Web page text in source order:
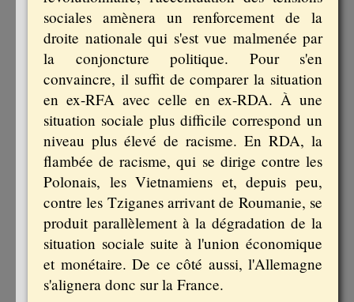
sociales amènera un renforcement de la
droite nationale qui s'est vue malmenée par
la conjoncture politique. Pour s'en
convaincre, il suffit de comparer la situation
en ex-RFA avec celle en ex-RDA. À une
situation sociale plus difficile correspond un
niveau plus élevé de racisme. En RDA, la
flambée de racisme, qui se dirige contre les
Polonais, les Vietnamiens et, depuis peu,
contre les Tziganes arrivant de Roumanie, se
produit parallèlement à la dégradation de la
situation sociale suite à l'union économique
et monétaire. De ce côté aussi, l'Allemagne
s'alignera donc sur la France.